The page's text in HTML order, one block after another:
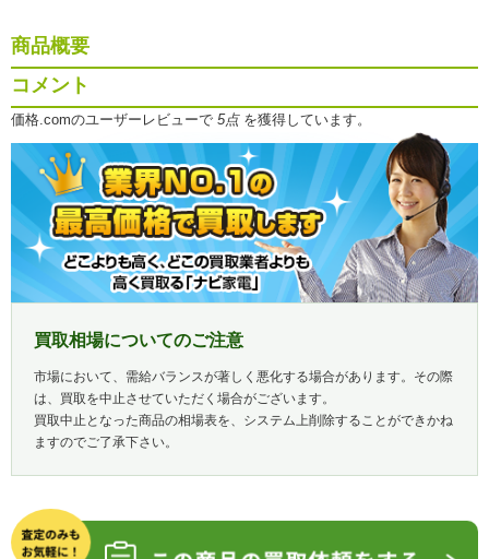
商品概要
コメント
価格.comのユーザーレビューで 5点を獲得しています。
買取相場についてのご注意
市場において、需給バランスが著しく悪化する場合があります。その際
は、買取を中止させていただく場合がございます。
買取中止となった商品の相場表を、システム上削除することができかね
ますのでご了承下さい。